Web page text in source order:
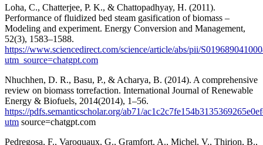
Loha, C., Chatterjee, P. K., & Chattopadhyay, H. (2011).
Performance of fluidized bed steam gasification of biomass –
Modeling and experiment. Energy Conversion and Management,
52(3), 1583–1588.
https://www.sciencedirect.com/science/article/abs/pii/
utm_source=chatgpt.com
Nhuchhen, D. R., Basu, P., & Acharya, B. (2014). A comprehensive
review on biomass torrefaction. International Journal of Renewable
Energy & Biofuels, 2014(2014), 1–56.
https://pdfs.semanticscholar.org/ab71/
utm source=chatgpt.com
Pedregosa, F., Varoquaux, G., Gramfort, A., Michel, V., Thirion, B.,